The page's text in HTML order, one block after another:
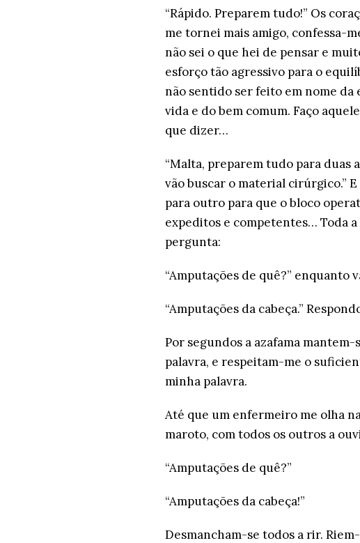
“Rápido. Preparem tudo!” Os
me tornei mais amigo, confessa-
não sei o que hei de pensar e
esforço tão agressivo para o
não sentido ser feito em nome
vida e do bem comum. Faço
que dizer…
“Malta, preparem tudo para duas
vão buscar o material cirúrgico.”
para outro para que o bloco
expeditos e competentes… Toda
pergunta:
“Amputações de quê?”
“Amputações da cabeça.”
Por segundos a azafama
palavra, e respeitam-me o
minha palavra.
Até que um enfermeiro me olha
maroto, com todos os outros a
“Amputações de quê?”
“Amputações da cabeça!”
Desmancham-se todos a rir.